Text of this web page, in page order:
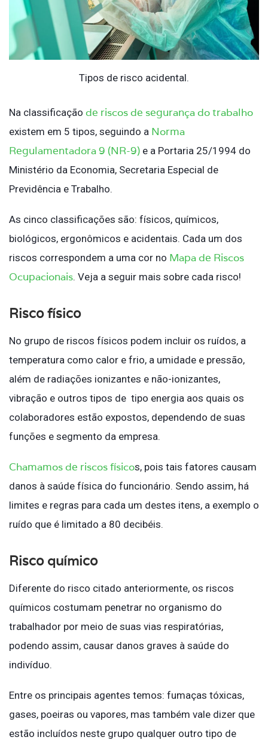
Tipos de risco acidental.
Na classificação de riscos de segurança do trabalho
existem em 5 tipos, seguindo a Norma
Regulamentadora 9 (NR-9) e a Portaria 25/1994 do
Ministério da Economia, Secretaria Especial de
Previdência e Trabalho.
As cinco classificações são: físicos, químicos,
biológicos, ergonômicos e acidentais. Cada um dos
riscos correspondem a uma cor no Mapa de Riscos
Ocupacionais. Veja a seguir mais sobre cada risco!
Risco físico
No grupo de riscos físicos podem incluir os ruídos, a
temperatura como calor e frio, a umidade e pressão,
além de radiações ionizantes e não-ionizantes,
vibração e outros tipos de tipo energia aos quais os
colaboradores estão expostos, dependendo de suas
funções e segmento da empresa.
Chamamos de riscos físicos, pois tais fatores causam
danos à saúde física do funcionário. Sendo assim, há
limites e regras para cada um destes itens, a exemplo o
ruído que é limitado a 80 decibéis.
Risco químico
Diferente do risco citado anteriormente, os riscos
químicos costumam penetrar no organismo do
trabalhador por meio de suas vias respiratórias,
podendo assim, causar danos graves à saúde do
indivíduo.
Entre os principais agentes temos: fumaças tóxicas,
gases, poeiras ou vapores, mas também vale dizer que
estão incluídos neste grupo qualquer outro tipo de